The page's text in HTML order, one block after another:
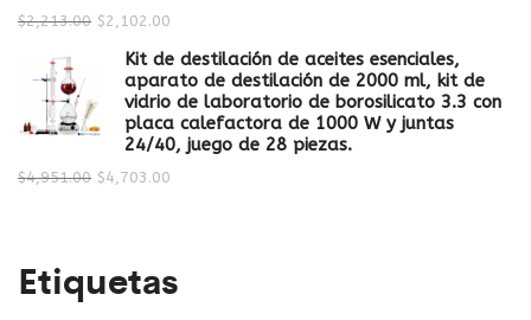
$2,213.00 $2,102.00
Kit de destilación de aceites esenciales,
aparato de destilación de 2000 ml, kit de
vidrio de laboratorio de borosilicato 3.3 con
placa calefactora de 1000 W y juntas
24/40, juego de 28 piezas.
$4,951.00 $4,703.00
Etiquetas